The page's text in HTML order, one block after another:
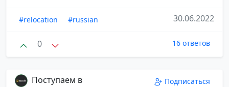
#relocation #russian 30.06.2022
0 16 ответов
Поступаем в
Подписаться